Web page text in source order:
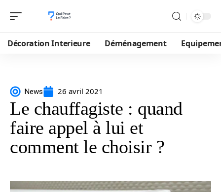
Décoration Interieure Déménagement
News 26 avril 2021
Le chauffagiste : quand
faire appel à lui et
comment le choisir ?